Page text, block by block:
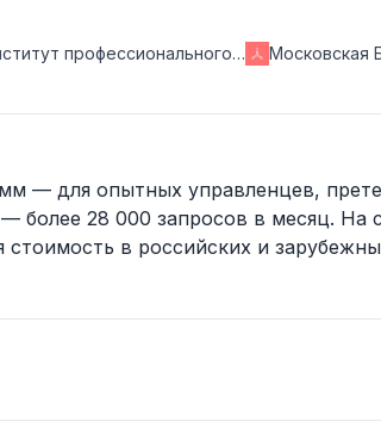
профессионального…
Московская
— для опытных управленцев,
более 28 000 запросов в месяц. На
стоимость в российских и